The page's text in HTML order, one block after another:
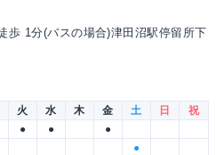
歩 1分(バスの場合)津田沼駅停留所下
火 水 木 金 土 日
祝
● ●
●
●